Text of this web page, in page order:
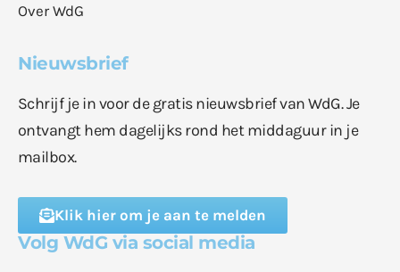
Over WdG
Nieuwsbrief
Schrijf je in voor de gratis nieuwsbrief van WdG. Je
ontvangt hem dagelijks rond het middaguur in je
mailbox.
Klik hier om je aan te melden
Volg WdG via social media